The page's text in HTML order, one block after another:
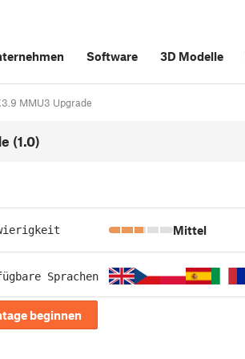
Software 3D Modelle
MMU3 Upgrade
(1.0)
Mittel
Sprachen
beginnen